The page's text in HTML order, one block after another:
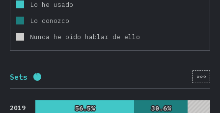
Lo he usado
Lo conozco
Nunca he oído hablar de ello
Sets Porcentaje completado: [es-
2019 56.5%
56.5% 30.6%
30.6%